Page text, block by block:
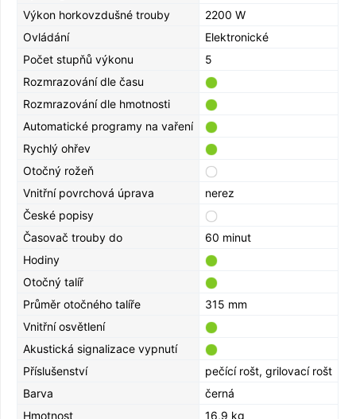
Výkon horkovzdušné trouby
2200 W
Ovládání
Elektronické
Počet stupňů výkonu
5
Rozmrazování dle času
Rozmrazování dle hmotnosti
Automatické programy na vaření
Rychlý ohřev
Otočný rožeň
Vnitřní povrchová úprava
nerez
České popisy
Časovač trouby do
60 minut
Hodiny
Otočný talíř
Průměr otočného talíře
315 mm
Vnitřní osvětlení
Akustická signalizace vypnutí
Příslušenství
pečící rošt, grilovací rošt
Barva
černá
Hmotnost
16,9 kg